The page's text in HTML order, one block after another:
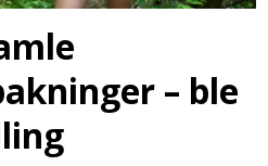
– ble